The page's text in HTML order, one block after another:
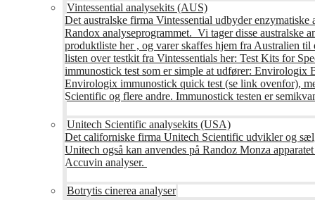
Vintessential analysekits (AUS)
Det australske firma Vintessential udbyder
Randox analyseprogrammet. Vi tager disse australske
produktliste her , og varer skaffes hjem fra Australien
listen over testkit fra Vintessentials her: Test Kits for
immunostick test som er simple at udfører: Envirologix
Envirologix immunostick quick test (se link ovenfor),
Scientific og flere andre. Immunostick testen er
Unitech Scientific analysekits (USA)
Det californiske firma Unitech Scientific udvikler og
Unitech også kan anvendes på Randoz Monza
Accuvin analyser.
Botrytis cinerea analyser